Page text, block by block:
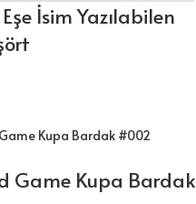
İsim Yazılabilen
Game Kupa Bardak